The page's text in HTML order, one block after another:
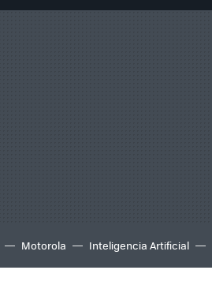
Motorola Inteligencia Artificial